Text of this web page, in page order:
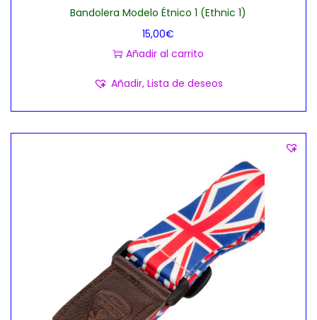
Bandolera Modelo Étnico 1 (Ethnic 1)
15,00€
Añadir al carrito
Añadir, Lista de deseos